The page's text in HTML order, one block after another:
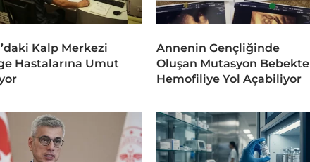
Kalp Merkezi
Hastalarına Umut
Annenin Gençliğinde
Oluşan Mutasyon Bebekte
Hemofiliye Yol Açabiliyor